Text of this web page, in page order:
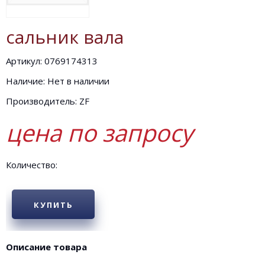
сальник вала
Артикул: 0769174313
Наличие: Нет в наличии
Производитель: ZF
цена по запросу
Количество:
КУПИТЬ
Описание товара